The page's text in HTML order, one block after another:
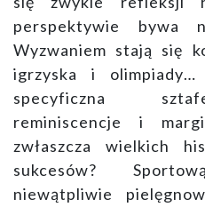
perspektywie bywa
Wyzwaniem stają się
igrzyska i
specyficzna
reminiscencje i
zwłaszcza wielkich
sukcesów?
niewątpliwie